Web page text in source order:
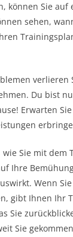
können Sie auf
sehen,
verlieren
Du bist
Erwarten
Sie mit dem
Ihre
Wenn
gibt Ihnen Ihr
Sie
Sie